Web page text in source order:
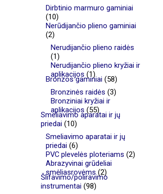
Dirbtinio marmuro gaminiai
(10)
Nerūdijančio plieno gaminiai
(2)
Nerudijančio plieno raidės
(1)
Nerudijančio plieno kryžiai ir
aplikacijos (1)
Bronzos gaminiai (58)
Bronzinės raidės (3)
Bronziniai kryžiai ir
aplikacijos (55)
Smeliavimo aparatai ir jų
priedai (10)
Smeliavimo aparatai ir jų
priedai (6)
PVC plevelės ploteriams (2)
Abrazyvinai grūdeliai
smėliasrovėms (2)
Šlifavimo/poliravimo
instrumentai (98)